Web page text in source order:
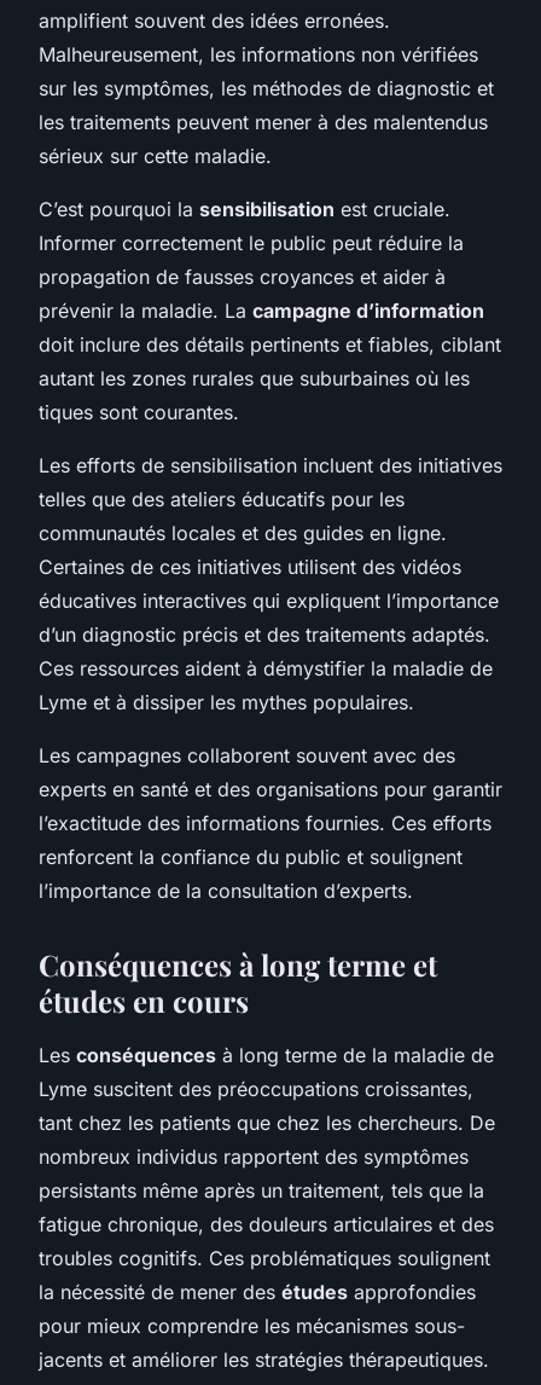
amplifient souvent des idées erronées.
Malheureusement, les informations non vérifiées
sur les symptômes, les méthodes de diagnostic et
les traitements peuvent mener à des malentendus
sérieux sur cette maladie.
C’est pourquoi la sensibilisation est cruciale.
Informer correctement le public peut réduire la
propagation de fausses croyances et aider à
prévenir la maladie. La campagne d’information
doit inclure des détails pertinents et fiables, ciblant
autant les zones rurales que suburbaines où les
tiques sont courantes.
Les efforts de sensibilisation incluent des initiatives
telles que des ateliers éducatifs pour les
communautés locales et des guides en ligne.
Certaines de ces initiatives utilisent des vidéos
éducatives interactives qui expliquent l’importance
d’un diagnostic précis et des traitements adaptés.
Ces ressources aident à démystifier la maladie de
Lyme et à dissiper les mythes populaires.
Les campagnes collaborent souvent avec des
experts en santé et des organisations pour garantir
l’exactitude des informations fournies. Ces efforts
renforcent la confiance du public et soulignent
l’importance de la consultation d’experts.
Conséquences à long terme et
études en cours
Les conséquences à long terme de la maladie de
Lyme suscitent des préoccupations croissantes,
tant chez les patients que chez les chercheurs. De
nombreux individus rapportent des symptômes
persistants même après un traitement, tels que la
fatigue chronique, des douleurs articulaires et des
troubles cognitifs. Ces problématiques soulignent
la nécessité de mener des études approfondies
pour mieux comprendre les mécanismes sous-
jacents et améliorer les stratégies thérapeutiques.